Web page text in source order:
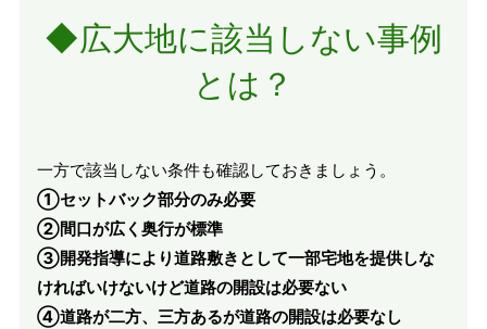
◆広大地に該当しない事例
とは？
一方で該当しない条件も確認しておきましょう。
①セットバック部分のみ必要
②間口が広く奥行が標準
③開発指導により道路敷きとして一部宅地を提供しな
ければいけないけど道路の開設は必要ない
④道路が二方、三方あるが道路の開設は必要なし